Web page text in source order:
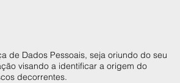
de Dados Pessoais, seja oriundo do seu
visando a identificar a origem do
decorrentes.